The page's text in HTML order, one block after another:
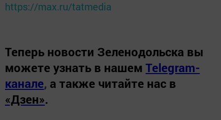
https://max.ru/tatmedia
Теперь новости Зеленодольска вы
можете узнать в нашем Telegram-
канале, а также читайте нас в
«Дзен».